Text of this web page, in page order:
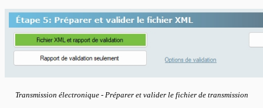
Transmission électronique - Préparer et valider le fichier de transmission